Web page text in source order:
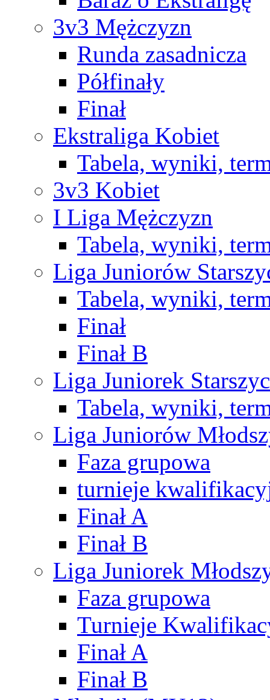
3v3 Mężczyzn
Runda zasadnicza
Półfinały
Finał
Ekstraliga Kobiet
Tabela, wyniki,
3v3 Kobiet
I Liga Mężczyzn
Tabela, wyniki,
Liga Juniorów
Tabela, wyniki,
Finał
Finał B
Liga Juniorek
Tabela, wyniki,
Liga Juniorów
Faza grupowa
turnieje
Finał A
Finał B
Liga Juniorek
Faza grupowa
Turnieje
Finał A
Finał B